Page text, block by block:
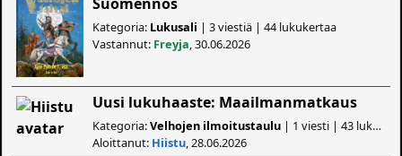
Kategoria: Lukusali | 3 viestiä | 44 lukukertaa
Vastannut: Freyja , 30.06.2026
Uusi lukuhaaste: Maailmanmatkaus
Kategoria:Velhojen ilmoitustaulu | 1 viesti | 43 lukukertaa
Aloittanut: Hiistu , 28.06.2026